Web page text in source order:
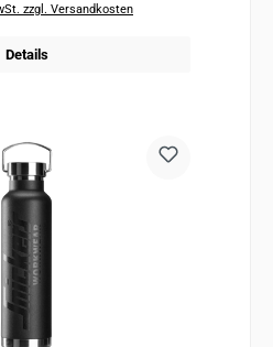
zzgl. Versandkosten
Details